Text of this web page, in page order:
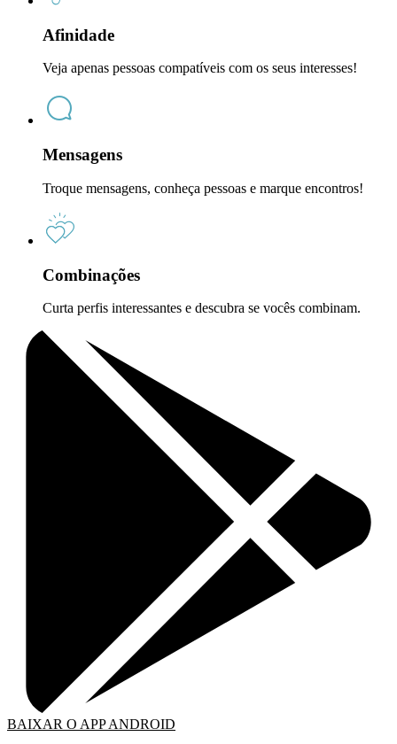
Afinidade
Veja apenas pessoas compatíveis com os seus interesses!
Mensagens
Troque mensagens, conheça pessoas e marque encontros!
Combinações
Curta perfis interessantes e descubra se vocês combinam.
BAIXAR O APP ANDROID